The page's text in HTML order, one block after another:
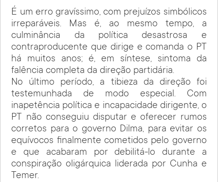
É um erro gravíssimo, com prejuízos simbólicos
irreparáveis. Mas é, ao mesmo tempo, a
culminância da política desastrosa e
contraproducente que dirige e comanda o PT
há muitos anos; é, em síntese, sintoma da
falência completa da direção partidária.
No último período, a tibieza da direção foi
testemunhada de modo especial. Com
inapetência política e incapacidade dirigente, o
PT não conseguiu disputar e oferecer rumos
corretos para o governo Dilma, para evitar os
equívocos finalmente cometidos pelo governo
e que acabaram por debilitá-lo durante a
conspiração oligárquica liderada por Cunha e
Temer.